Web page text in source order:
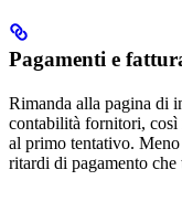
Pagamenti e
Rimanda alla pagina di
contabilità fornitori, così
al primo tentativo.
ritardi di pagamento